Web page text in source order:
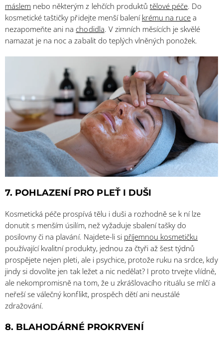
máslem nebo některým z lehčích produktů tělové péče. Do
kosmetické taštičky přidejte menší balení krému na ruce a
nezapomeňte ani nachodidla. V zimních měsících je skvělé
namazat je na noc a zabalit do teplých vlněných ponožek.
7. POHLAZENÍ PRO PLEŤ I DUŠI
Kosmetická péče prospívá tělu i duši a rozhodně se k ní lze
donutit s menším úsilím, než vyžaduje sbalení tašky do
posilovny či na plavání. Najdete-li si příjemnou kosmetičku
používající kvalitní produkty, jednou za čtyři až šest týdnů
prospějete nejen pleti, ale i psychice, protože ruku na srdce, kdy
jindy si dovolíte jen tak ležet a nic nedělat? I proto trvejte vlídně,
ale nekompromisně na tom, že u zkrášlovacího rituálu se mlčí a
neřeší se válečný konflikt, prospěch dětí ani neustálé
zdražování.
8. BLAHODÁRNÉ PROKRVENÍ